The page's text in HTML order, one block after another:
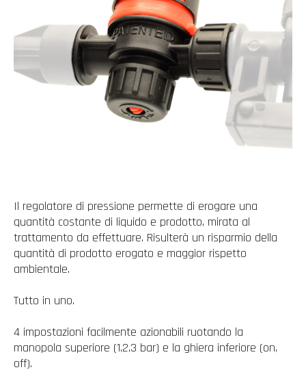
Il regolatore di pressione permette di erogare una
quantità costante di liquido e prodotto, mirata al
trattamento da effettuare. Risulterà un risparmio della
quantità di prodotto erogato e maggior rispetto
ambientale.
Tutto in uno.
4 impostazioni facilmente azionabili ruotando la
manopola superiore (1,2,3 bar) e la ghiera inferiore (on,
off).